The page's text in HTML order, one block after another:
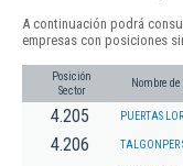
A continuación podrá
empresas con posiciones
Posición
Sector
Nombre
4.205 PUERTAS
4.206 TALGONPER